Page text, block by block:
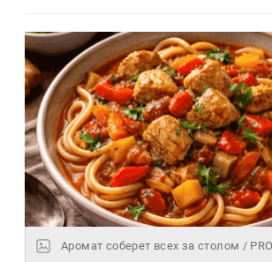
Аромат соберет всех за столом /